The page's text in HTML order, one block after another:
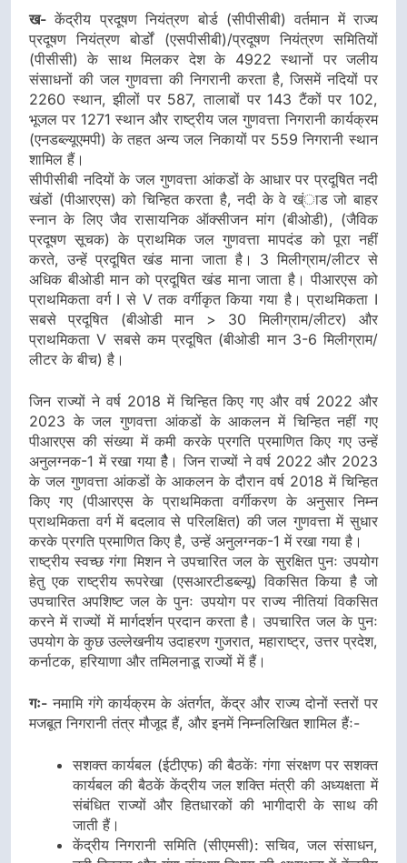
ख- केंद्रीय प्रदूषण नियंत्रण बोर्ड (सीपीसीबी) वर्तमान में राज्य
प्रदूषण नियंत्रण बोर्डों (एसपीसीबी)/प्रदूषण नियंत्रण समितियों
(पीसीसी) के साथ मिलकर देश के 4922 स्थानों पर जलीय
संसाधनों की जल गुणवत्ता की निगरानी करता है, जिसमें नदियों पर
2260 स्थान, झीलों पर 587, तालाबों पर 143 टैंकों पर 102,
भूजल पर 1271 स्थान और राष्ट्रीय जल गुणवत्ता निगरानी कार्यक्रम
(एनडब्ल्यूएमपी) के तहत अन्य जल निकायों पर 559 निगरानी स्थान
शामिल हैं।
सीपीसीबी नदियों के जल गुणवत्ता आंकडों के आधार पर प्रदूषित नदी
खंडों (पीआरएस) को चिन्हित करता है, नदी के वे ख्ंाड जो बाहर
स्नान के लिए जैव रासायनिक ऑक्सीजन मांग (बीओडी), (जैविक
प्रदूषण सूचक) के प्राथमिक जल गुणवत्ता मापदंड को पूरा नहीं
करते, उन्हें प्रदूषित खंड माना जाता है। 3 मिलीग्राम/लीटर से
अधिक बीओडी मान को प्रदूषित खंड माना जाता है। पीआरएस को
प्राथमिकता वर्ग I से V तक वर्गीकृत किया गया है। प्राथमिकता I
सबसे प्रदूषित (बीओडी मान > 30 मिलीग्राम/लीटर) और
प्राथमिकता V सबसे कम प्रदूषित (बीओडी मान 3-6 मिलीग्राम/
लीटर के बीच) है।
जिन राज्यों ने वर्ष 2018 में चिन्हित किए गए और वर्ष 2022 और
2023 के जल गुणवत्ता आंकडों के आकलन में चिन्हित नहीं गए
पीआरएस की संख्या में कमी करके प्रगति प्रमाणित किए गए उन्हें
अनुलग्नक-1 में रखा गया हैैै। जिन राज्यों ने वर्ष 2022 और 2023
के जल गुणवत्ता आंकडों के आकलन के दौरान वर्ष 2018 में चिन्हित
किए गए (पीआरएस के प्राथमिकता वर्गीकरण के अनुसार निम्न
प्राथमिकता वर्ग में बदलाव से परिलक्षित) की जल गुणवत्ता में सुधार
करके प्रगति प्रमाणित किए है, उन्हें अनुलग्नक-1 में रखा गया है।
राष्ट्रीय स्वच्छ गंगा मिशन ने उपचारित जल के सुरक्षित पुनः उपयोग
हेतु एक राष्ट्रीय रूपरेखा (एसआरटीडब्ल्यू) विकसित किया है जो
उपचारित अपशिष्ट जल के पुनः उपयोग पर राज्य नीतियां विकसित
करने में राज्यों में मार्गदर्शन प्रदान करता है। उपचारित जल के पुनः
उपयोग के कुछ उल्लेखनीय उदाहरण गुजरात, महाराष्ट्र, उत्तर प्रदेश,
कर्नाटक, हरियाणा और तमिलनाडू राज्यों में हैं।
गः- नमामि गंगे कार्यक्रम के अंतर्गत, केंद्र और राज्य दोनों स्तरों पर
मजबूत निगरानी तंत्र मौजूद हैं, और इनमें निम्नलिखित शामिल हैंः-
सशक्त कार्यबल (ईटीएफ) की बैठकेंः गंगा संरक्षण पर सशक्त
कार्यबल की बैठकें केंद्रीय जल शक्ति मंत्री की अध्यक्षता में
संबंधित राज्यों और हितधारकों की भागीदारी के साथ की
जाती हैं।
केंद्रीय निगरानी समिति (सीएमसी): सचिव, जल संसाधन,